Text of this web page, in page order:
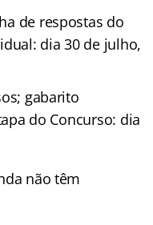
de respostas do
dia 30 de julho,
gabarito
do Concurso: dia
não têm